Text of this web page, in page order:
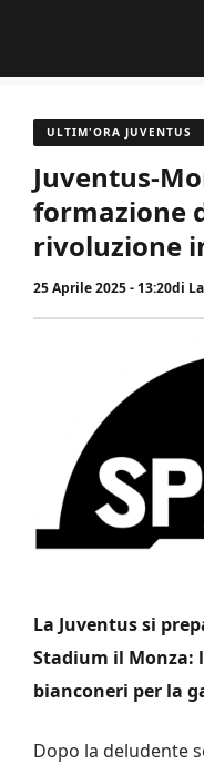
contenuto
ULTIM'ORA JUVENTUS
Juventus-
formazione
rivoluzione
25 Aprile 2025 - 13:20di
La Juventus si
Stadium il Monza:
bianconeri per la
Dopo la deludente